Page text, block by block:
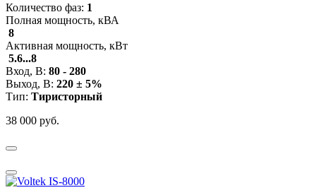
Количество фаз: 1
Полная мощность, кВА
8
Активная мощность, кВт
5.6...8
Вход, В: 80 - 280
Выход, В: 220 ± 5%
Тип: Тиристорный
38 000 руб.